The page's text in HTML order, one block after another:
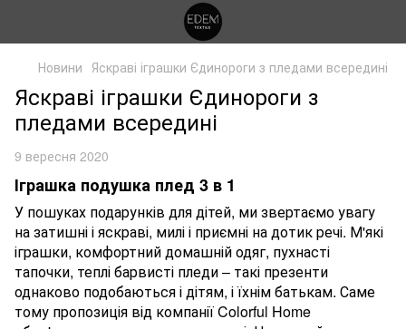
Новини Яскраві іграшки Єдинороги з пледами всередині
Яскраві іграшки Єдинороги з
пледами всередині
9 вересня 2020
Іграшка подушка плед 3 в 1
У пошуках подарунків для дітей, ми звертаємо увагу
на затишні і яскраві, милі і приємні на дотик речі. М'які
іграшки, комфортний домашній одяг, пухнасті
тапочки, теплі барвисті пледи – такі презенти
однаково подобаються і дітям, і їхнім батькам. Саме
тому пропозиція від компанії Colorful Home